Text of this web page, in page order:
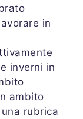
in
inverni in
ambito
rubrica